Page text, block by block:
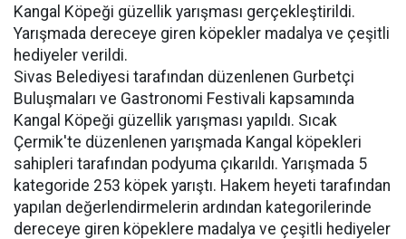
Kangal Köpeği güzellik yarışması gerçekleştirildi.
Yarışmada dereceye giren köpekler madalya ve çeşitli
hediyeler verildi.
Sivas Belediyesi tarafından düzenlenen Gurbetçi
Buluşmaları ve Gastronomi Festivali kapsamında
Kangal Köpeği güzellik yarışması yapıldı. Sıcak
Çermik'te düzenlenen yarışmada Kangal köpekleri
sahipleri tarafından podyuma çıkarıldı. Yarışmada 5
kategoride 253 köpek yarıştı. Hakem heyeti tarafından
yapılan değerlendirmelerin ardından kategorilerinde
dereceye giren köpeklere madalya ve çeşitli hediyeler